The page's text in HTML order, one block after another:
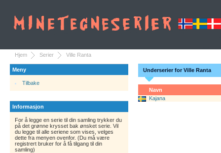
Hjem Serier Ville Ranta
Meny
Tilbake
Informasjon
For å legge en serie til din samling trykker du
på det grønne krysset bak ønsket serie. Vil
du legge til alle seriene som vises, velges
dette fra menyen ovenfor. (Du må være
registrert bruker for å få tilgang til din
samling)
Underserier for Ville Ranta
Navn
Kajana